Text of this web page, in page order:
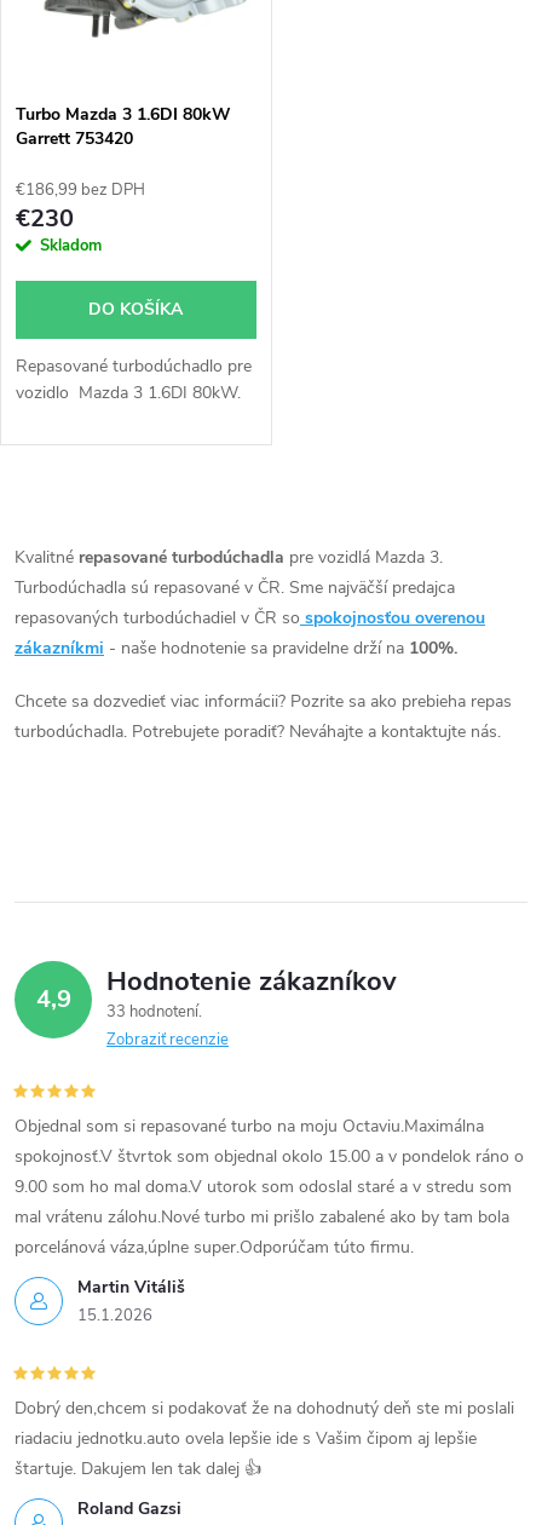
Turbo Mazda 3 1.6DI 80kW
Garrett 753420
€186,99 bez DPH
€230
Skladom
DO KOŠÍKA
Repasované turbodúchadlo pre
vozidlo Mazda 3 1.6DI 80kW.
v
l
á
d
e
p
r
v
k
y
v
ý
p
s
u
Kvalitné repasované turbodúchadla pre vozidlá Mazda 3.
Turbodúchadla sú repasované v ČR. Sme najväčší predajca
repasovaných turbodúchadiel v ČR so spokojnosťou overenou
zákazníkmi - naše hodnotenie sa pravidelne drží na 100%.
Chcete sa dozvedieť viac informácii? Pozrite sa ako prebieha repas
turbodúchadla. Potrebujete poradiť? Neváhajte a kontaktujte nás.
4,9 Hodnotenie zákazníkov
33 hodnotení
Zobraziť recenzie
Martin Vitáliš
15.1.2026
Objednal som si repasované turbo na moju Octaviu.Maximálna
spokojnosť.V štvrtok som objednal okolo 15.00 a v pondelok ráno o
9.00 som ho mal doma.V utorok som odoslal staré a v stredu som
mal vrátenu zálohu.Nové turbo mi prišlo zabalené ako by tam bola
porcelánová váza,úplne super.Odporúčam túto firmu.
Roland Gazsi
Dobrý den,chcem si podakovať že na dohodnutý deň ste mi poslali
riadaciu jednotku.auto ovela lepšie ide s Vašim čipom aj lepšie
štartuje. Dakujem len tak dalej 👍